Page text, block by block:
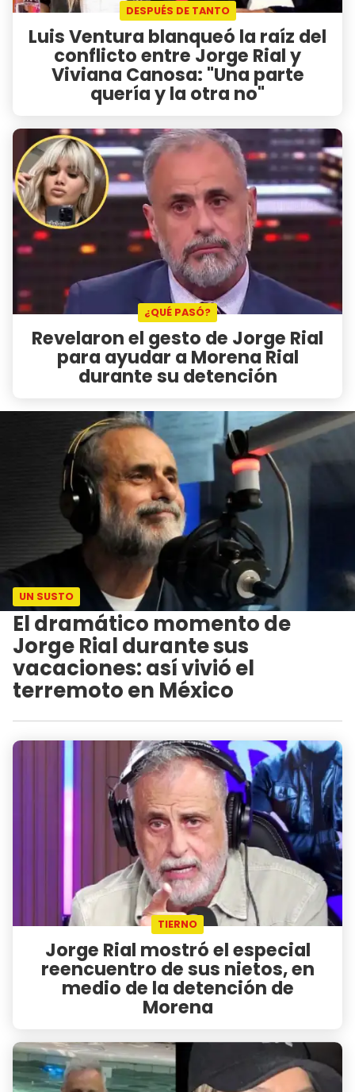
DESPUÉS DE TANTO
Luis Ventura blanqueó la raíz del
conflicto entre Jorge Rial y
Viviana Canosa: "Una parte
quería y la otra no"
¿QUÉ PASÓ?
Revelaron el gesto de Jorge Rial
para ayudar a Morena Rial
durante su detención
UN SUSTO
El dramático momento de
Jorge Rial durante sus
vacaciones: así vivió el
terremoto en México
TIERNO
Jorge Rial mostró el especial
reencuentro de sus nietos, en
medio de la detención de
Morena